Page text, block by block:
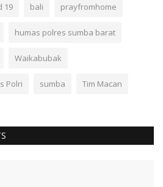
19 bali prayfromhome
humas polres sumba barat
Waikabubak
Polri sumba Tim Macan